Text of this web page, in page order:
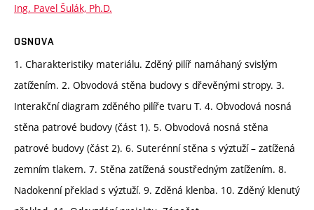
Ing. Pavel Šulák, Ph.D.
OSNOVA
1. Charakteristiky materiálu. Zděný pilíř namáhaný svislým
zatížením. 2. Obvodová stěna budovy s dřevěnými stropy. 3.
Interakční diagram zděného pilíře tvaru T. 4. Obvodová nosná
stěna patrové budovy (část 1). 5. Obvodová nosná stěna
patrové budovy (část 2). 6. Suterénní stěna s výztuží – zatížená
zemním tlakem. 7. Stěna zatížená soustředným zatížením. 8.
Nadokenní překlad s výztuží. 9. Zděná klenba. 10. Zděný klenutý